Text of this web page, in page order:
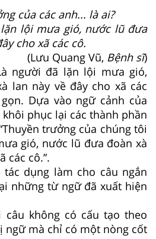
của các anh... là ai?
lội mưa gió, nước lũ đưa
cho xã các cô.
(Lưu Quang Vũ, Bệnh sĩ)
người đã lặn lội mưa gió,
lan này về đây cho xã các
Dựa vào ngữ cảnh của
phục lại các thành phần
trưởng của chúng tôi
gió, nước lũ đưa đoàn xà
các cô.”.
dụng làm cho câu ngắn
những từ ngữ đã xuất hiện
câu không có cấu tạo theo
ngữ mà chỉ có một nòng cốt